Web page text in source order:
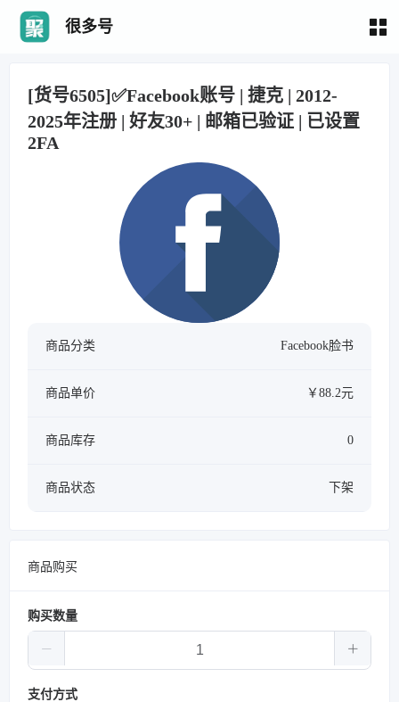
很多号
[货号6505]✅Facebook账号 | 捷克 | 2012-
2025年注册 | 好友30+ | 邮箱已验证 | 已设置
2FA
商品分类 Facebook脸书
商品单价 ￥88.2元
商品库存 0
商品状态 下架
商品购买
购买数量
支付方式